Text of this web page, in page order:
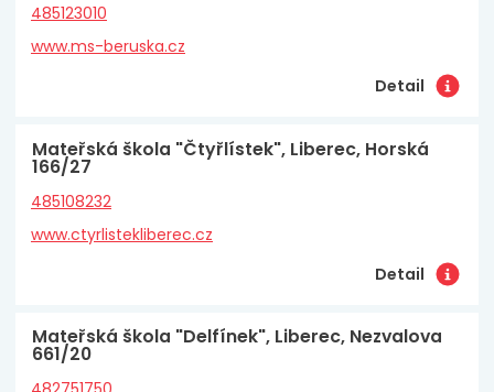
485123010
www.ms-beruska.cz
Detail
Mateřská škola "Čtyřlístek", Liberec, Horská
166/27
485108232
www.ctyrlistekliberec.cz
Detail
Mateřská škola "Delfínek", Liberec, Nezvalova
661/20